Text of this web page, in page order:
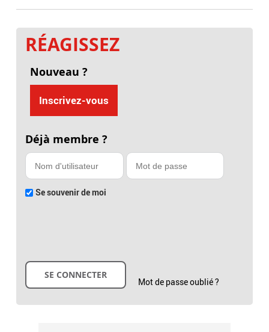
RÉAGISSEZ
Nouveau ?
Inscrivez-vous
Déjà membre ?
Se souvenir de moi
Mot de passe oublié ?